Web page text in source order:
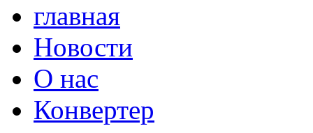
главная
Новости
О нас
Конвертер